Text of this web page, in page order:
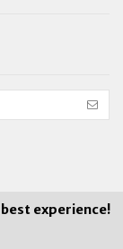
experience!